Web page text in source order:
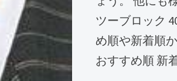
ツーブロック
め順や新着順
おすすめ順 新